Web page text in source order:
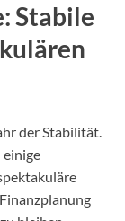
Stabile
der Stabilität.
einige